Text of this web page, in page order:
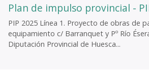
Plan de impulso provincial -
PIP 2025 Línea 1. Proyecto de obras de
equipamiento c/ Barranquet y Pº Río
Diputación Provincial de Huesca...